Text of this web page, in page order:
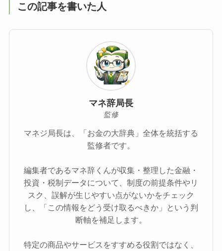
この記事を書いた人
マネ辞局長
監修
マネジ局長は、「お金の大辞典」全体を統括する
監修者です。
編集者であるマネ辞くんが収集・整理した金融・
投資・税制データについて、制度の前提条件やリ
スク、誤解が生じやすい点がないかをチェック
し、「この情報をどう受け取るべきか」という判
断軸を補足します。
特定の商品やサービスをすすめる役割ではなく、